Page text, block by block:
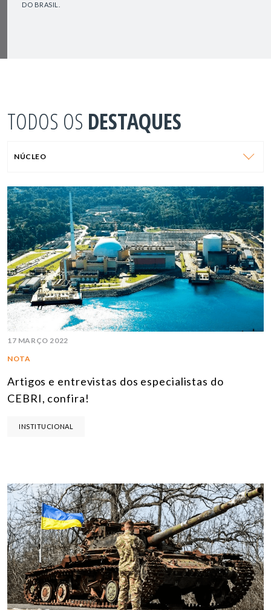
DO BRASIL.
TODOS OS DESTAQUES
NÚCLEO
17 MARÇO 2022
NOTA
Artigos e entrevistas dos especialistas do
CEBRI, confira!
INSTITUCIONAL